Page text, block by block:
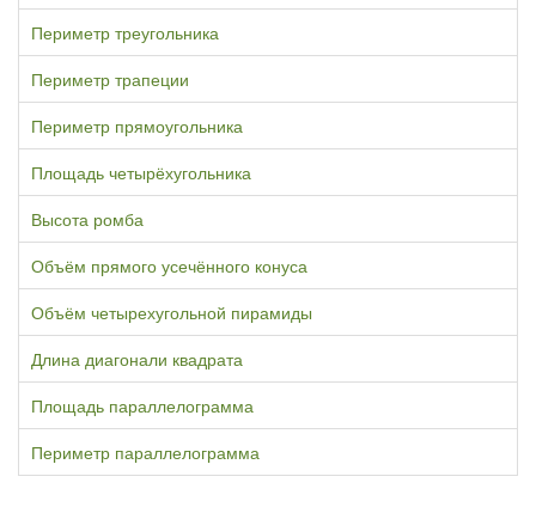
Периметр треугольника
Периметр трапеции
Периметр прямоугольника
Площадь четырёхугольника
Высота ромба
Объём прямого усечённого конуса
Объём четырехугольной пирамиды
Длина диагонали квадрата
Площадь параллелограмма
Периметр параллелограмма